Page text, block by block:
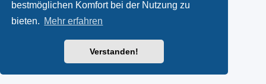
bestmöglichen Komfort bei der Nutzung zu
bieten. Mehr erfahren
Verstanden!